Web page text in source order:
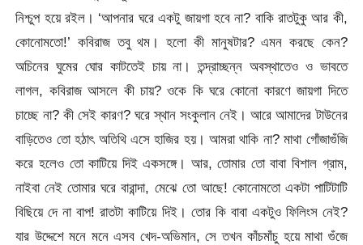
নিশ্চুপ হয়ে রইল। ‘আপনার ঘরে একটু জায়গা হবে না? বাকি রাতটুকু আর কী,
কোনোমতো!’ কবিরাজ তবু থম। হলো কী মানুষটার? এমন করছে কেন?
অচিনের ঘুমের ঘোর কাটতেই চায় না। তন্দ্রাচ্ছন্ন অবস্থাতেও ও ভাবতে
লাগল, কবিরাজ আসলে কী চায়? ওকে কি ঘরে কোনো কারণে জায়গা দিতে
চাচ্ছে না? কী সেই কারণ? ঘরে স্থান সংকুলান নেই। আরে আমাদের টাউনের
বাড়িতেও তো হঠাৎ অতিথি এসে হাজির হয়। আমরা থাকি না? মাথা গোঁজাগুঁজি
করে হলেও তো কাটিয়ে দিই একসঙ্গে। আর, তোমার তো বাবা বিশাল গ্রাম,
নাইবা নেই তোমার ঘরে বারান্দা, মেঝে তো আছে! কোনোমতো একটা পাটিটাটি
বিছিয়ে দে না বাপ! রাতটা কাটিয়ে দিই। তোর কি বাবা একটুও ফিলিংস নেই?
যার উদ্দেশে মনে মনে এসব খেদ-অভিমান, সে তখন কাঁচমাঁচু হয়ে মাথা গুঁজে